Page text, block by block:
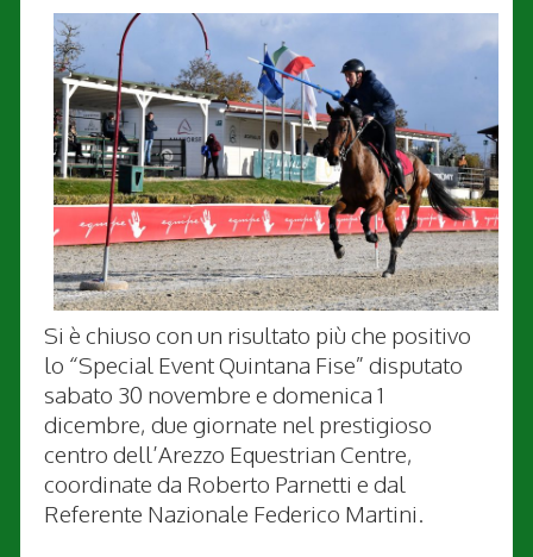
Si è chiuso con un risultato più che positivo
lo “Special Event Quintana Fise” disputato
sabato 30 novembre e domenica 1
dicembre, due giornate nel prestigioso
centro dell’Arezzo Equestrian Centre,
coordinate da Roberto Parnetti e dal
Referente Nazionale Federico Martini.